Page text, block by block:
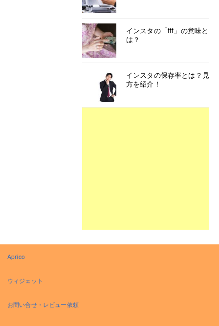
インスタの「fff」の意味と
は？
インスタの保存率とは？見
方を紹介！
Aprico
ウィジェット
お問い合せ・レビュー依頼